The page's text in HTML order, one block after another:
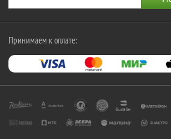
Принимаем к оплате: